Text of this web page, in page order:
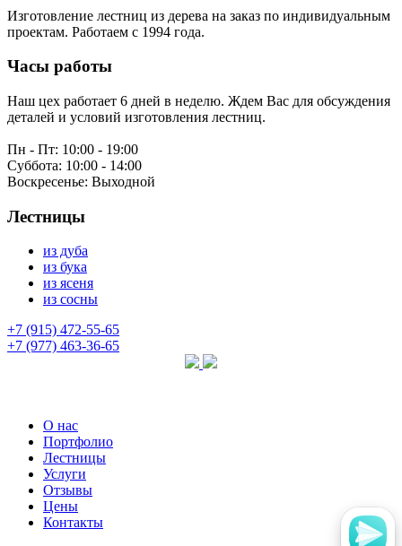
Изготовление лестниц из дерева на заказ по индивидуальным
проектам. Работаем с 1994 года.
Часы работы
Наш цех работает 6 дней в неделю. Ждем Вас для обсуждения
деталей и условий изготовления лестниц.
Пн - Пт: 10:00 - 19:00
Суббота: 10:00 - 14:00
Воскресенье: Выходной
Лестницы
из дуба
из бука
из ясеня
из сосны
+7 (915) 472-55-65
+7 (977) 463-36-65
О нас
Портфолио
Лестницы
Услуги
Отзывы
Цены
Контакты